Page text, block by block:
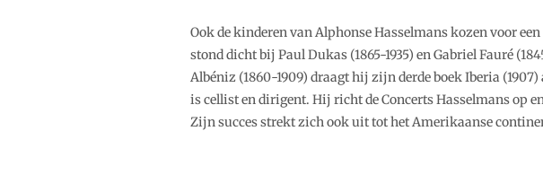
Ook de kinderen van Alphonse Hasselmans kozen voor
stond dicht bij Paul Dukas (1865-1935) en Gabriel Fauré
Albéniz (1860-1909) draagt hij zijn derde boek Iberia
is cellist en dirigent. Hij richt de Concerts Hasselmans op
Zijn succes strekt zich ook uit tot het Amerikaanse